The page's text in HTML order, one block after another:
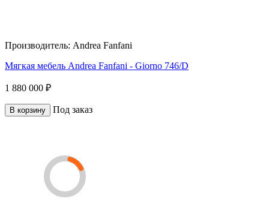
Производитель: Andrea Fanfani
Мягкая мебель Andrea Fanfani - Giorno 746/D
1 880 000 ₽
В корзину Под заказ